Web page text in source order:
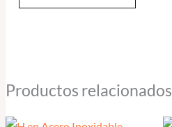
Productos relacionados